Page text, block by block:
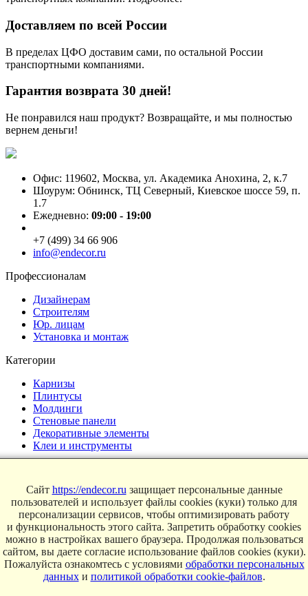
Доставляем по всей России
В пределах ЦФО доставим сами, по остальной России
транспортными компаниями.
Гарантия возврата 30 дней!
Не понравился наш продукт? Возвращайте, и мы полностью
вернем деньги!
Офис: 119602, Москва, ул. Академика Анохина, 2, к.7
Шоурум: Обнинск, ТЦ Северный, Киевское шоссе 59, п.
1.7
Ежедневно: 09:00 - 19:00
+7 (499) 34 66 906
info@endecor.ru
Профессионалам
Дизайнерам
Строителям
Юр. лицам
Установка и монтаж
Категории
Карнизы
Плинтусы
Молдинги
Стеновые панели
Декоративные элементы
Клеи и инструменты
Интерьеры
Блог
Магазин
О компании
Контакты
Условия продаж
Сайт https://endecor.ru защищает персональные данные
пользователей и использует файлы cookies (куки) только для
персонализации сервисов, чтобы оптимизировать работу
и функциональность этого сайта. Запретить обработку cookies
можно в настройках вашего браузера. Продолжая пользоваться
сайтом, вы даете согласие использование файлов cookies (куки).
Пожалуйста ознакомтесь с условиями обработки персональных
данныхи политикой обработки cookie-файлов.